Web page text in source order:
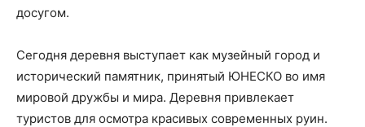
досугом.
Сегодня деревня выступает как музейный город и
исторический памятник, принятый ЮНЕСКО во имя
мировой дружбы и мира. Деревня привлекает
туристов для осмотра красивых современных руин.